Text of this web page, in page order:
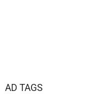
AD TAGS